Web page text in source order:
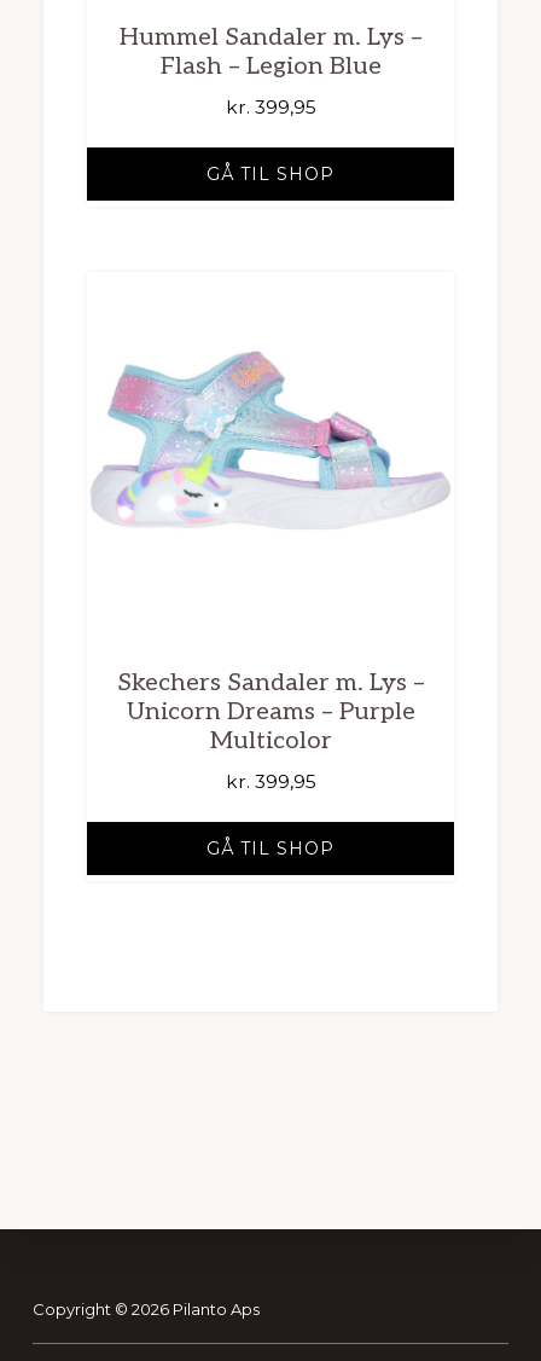
Hummel Sandaler m. Lys –
Flash – Legion Blue
kr. 399,95
GÅ TIL SHOP
Skechers Sandaler m. Lys –
Unicorn Dreams – Purple
Multicolor
kr. 399,95
GÅ TIL SHOP
Footer
Copyright © 2026 Pilanto Aps